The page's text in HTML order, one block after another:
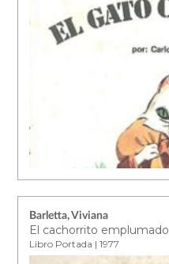
Barletta, Viviana
El cachorrito emplumado
Libro Portada | 1977